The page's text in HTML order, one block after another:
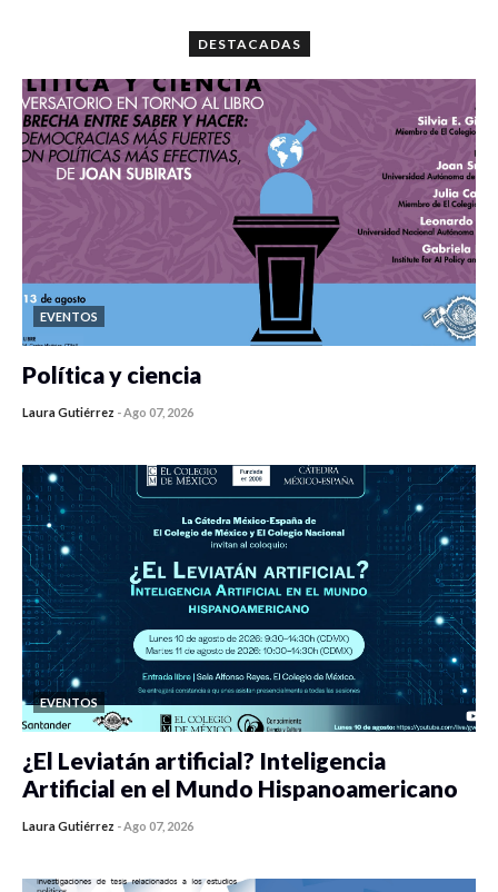
DESTACADAS
EVENTOS
Política y ciencia
Laura Gutiérrez -Ago 07, 2026
EVENTOS
¿El Leviatán artificial? Inteligencia
Artificial en el Mundo Hispanoamericano
Laura Gutiérrez -Ago 07, 2026